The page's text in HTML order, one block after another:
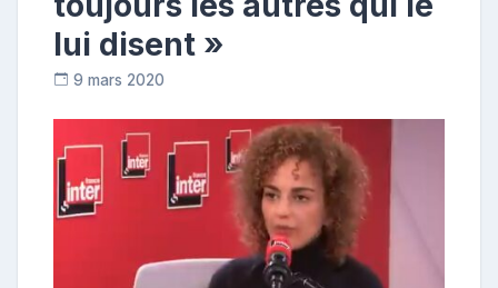
lui disent »
9 mars 2020
p
o
s
u